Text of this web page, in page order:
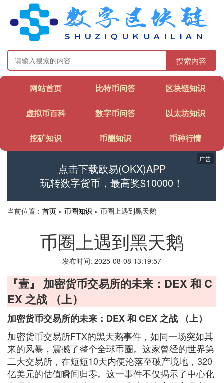
搜索内容
网站首页 比特币问答 区块链知识
虚拟币百科 数字币问答 以太坊知识
挖矿知识 币圈知识 币种行情
点击下载欧易(OKX)APP
玩转数字货币，最高奖$10000！
广告
当前位置： 首页 » 币圈知识 » 币圈上遇到黑天鹅
币圈上遇到黑天鹅
发布时间: 2025-08-08 13:19:57
『壹』 加密货币交易所的未来：DEX 和 C
EX 之战 （上）
加密货币交易所的未来：DEX 和 CEX 之战 （上）
加密货币交易所FTX的黑天鹅事件，如同一场突如其
来的风暴，震撼了整个全球币圈。这家曾经的世界第
二大交易所，在短短10天内便沦落至破产境地，320
亿美元的估值瞬间归零。这一事件不仅揭示了中心化